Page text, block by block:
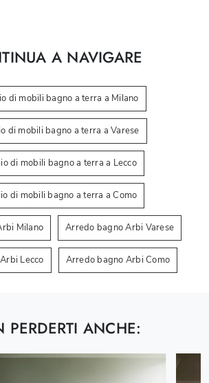
A NAVIGARE
di mobili bagno a terra a Milano
di mobili bagno a terra a Varese
di mobili bagno a terra a Lecco
di mobili bagno a terra a Como
Milano Arredo bagno Arbi Varese
Lecco Arredo bagno Arbi Como
PERDERTI ANCHE: